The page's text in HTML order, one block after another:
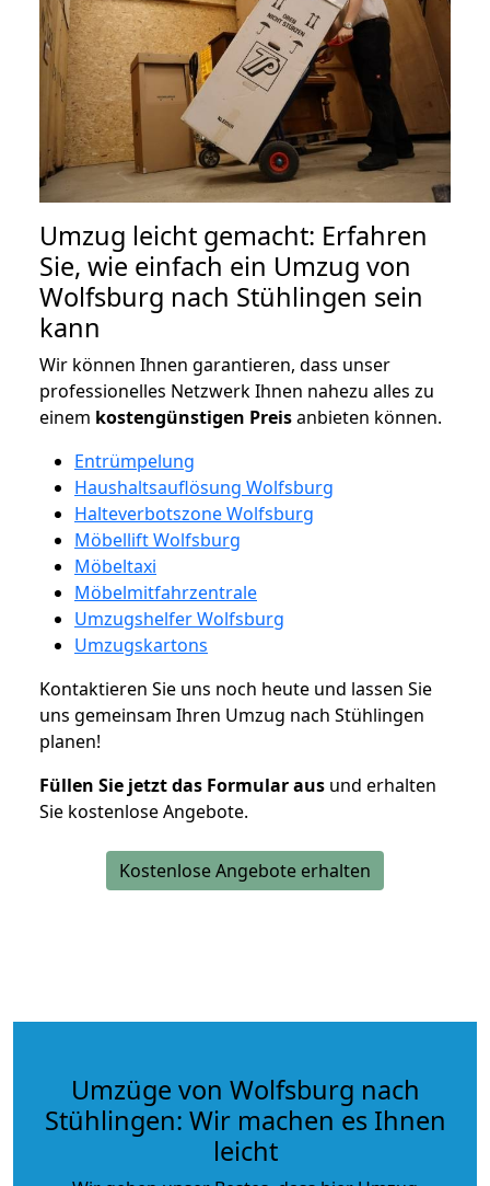
Umzug leicht gemacht: Erfahren
Sie, wie einfach ein Umzug von
Wolfsburg nach Stühlingen sein
kann
Wir können Ihnen garantieren, dass unser
professionelles Netzwerk Ihnen nahezu alles zu
einem kostengünstigen Preisanbieten können.
Entrümpelung
Haushaltsauflösung Wolfsburg
Halteverbotszone Wolfsburg
Möbellift Wolfsburg
Möbeltaxi
Möbelmitfahrzentrale
Umzugshelfer Wolfsburg
Umzugskartons
Kontaktieren Sie uns noch heute und lassen Sie
uns gemeinsam Ihren Umzug nach Stühlingen
planen!
Füllen Sie jetzt das Formular aus und erhalten
Sie kostenlose Angebote.
Kostenlose Angebote erhalten
Umzüge von Wolfsburg nach
Stühlingen: Wir machen es Ihnen
leicht